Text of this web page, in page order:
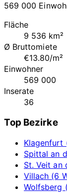
569 000
Fläche
9 536 km²
Ø Bruttomiete
€13.80/m²
Einwohner
569 000
Inserate
36
Top Bezirke
Klagenfurt
Spittal an
St. Veit an
Villach (6
Wolfsberg